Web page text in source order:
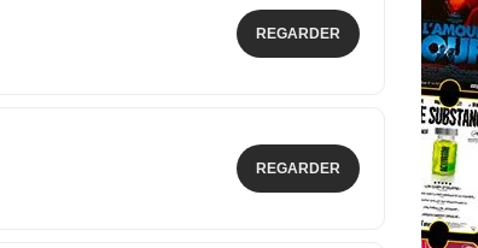
REGARDER
REGARDER